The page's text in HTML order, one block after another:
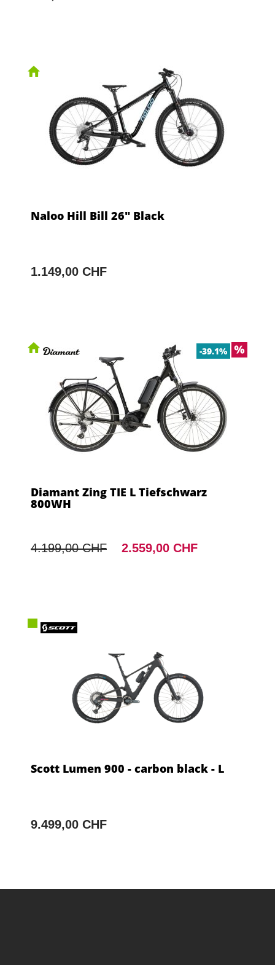
Naloo Hill Bill 26" Black
1.149,00 CHF
-39.1%
Diamant Zing TIE L Tiefschwarz
800WH
4.199,00 CHF 2.559,00 CHF
Scott Lumen 900 - carbon black - L
9.499,00 CHF